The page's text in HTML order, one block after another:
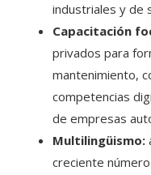
industriales y de
Capacitación
privados para
mantenimiento,
competencias
de empresas
Multilingüismo:
creciente